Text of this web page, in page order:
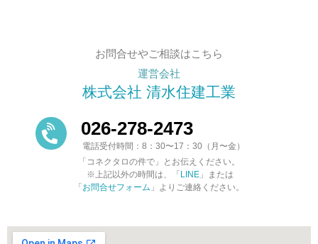
お問合せやご相談はこちら
運営会社
株式会社 清水住建工業
026-278-2473
電話受付時間：8：30〜17：30（月〜金）
「コネクタロの件で」とお伝えください。
※上記以外の時間は、「LINE 」または
「お問合せフォーム 」よりご連絡ください。